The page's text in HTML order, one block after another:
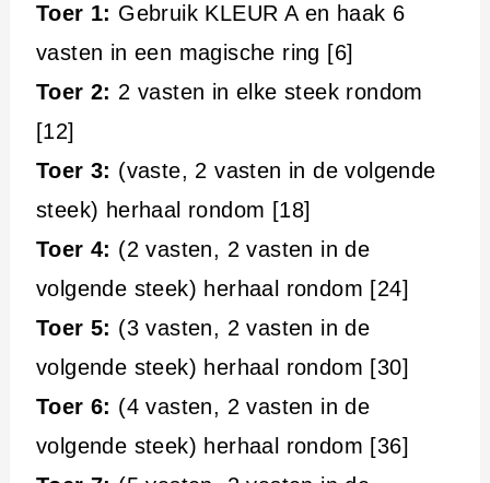
Toer 1: Gebruik KLEUR A en haak 6
vasten in een magische ring [6]
Toer 2: 2 vasten in elke steek rondom
[12]
Toer 3: (vaste, 2 vasten in de volgende
steek) herhaal rondom [18]
Toer 4: (2 vasten, 2 vasten in de
volgende steek) herhaal rondom [24]
Toer 5: (3 vasten, 2 vasten in de
volgende steek) herhaal rondom [30]
Toer 6: (4 vasten, 2 vasten in de
volgende steek) herhaal rondom [36]